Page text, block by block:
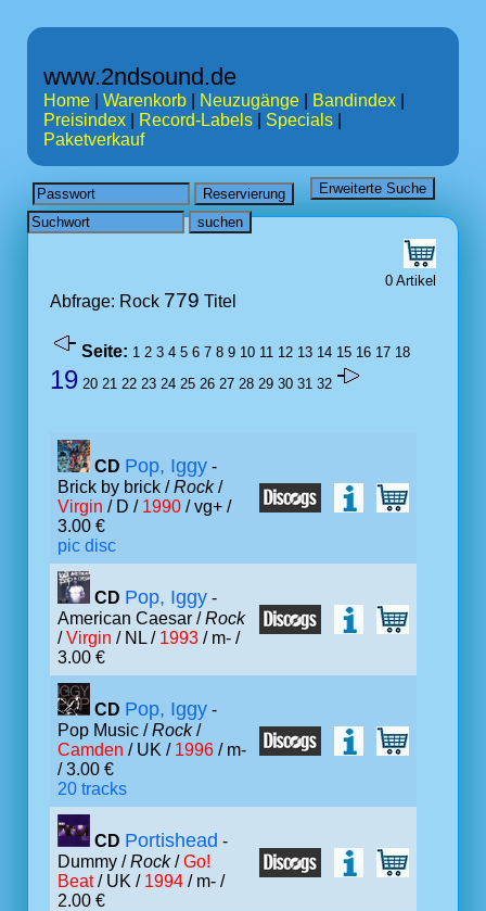
www.2ndsound.de
Home Warenkorb Neuzugänge Bandindex
Preisindex
Record-Labels Specials
Paketverkauf
0 Artikel
Abfrage: Rock 779 Titel
Seite: 1 2 3 4 5 6 7 8 9 10 11 12 13 14 15 16 17 18
19 20 21 22 23 24 25 26 27 28 29 30 31 32
CD Pop, Iggy -
Brick by brick /Rock/
Virgin / D / 1990 / vg+ /
3.00 €
pic disc
CD Pop, Iggy -
American Caesar /Rock
/Virgin / NL / 1993 / m- /
3.00 €
CD Pop, Iggy -
Pop Music /Rock/
Camden / UK / 1996 / m-
/ 3.00 €
20 tracks
CD Portishead -
Dummy /Rock/Go!
Beat/ UK / 1994 / m- /
2.00 €